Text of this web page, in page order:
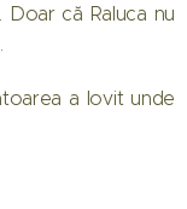
că Raluca nu
a lovit unde